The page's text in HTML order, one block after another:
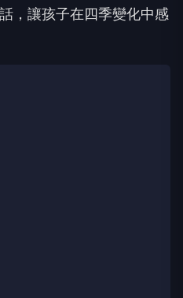
，讓孩子在四季變化中感